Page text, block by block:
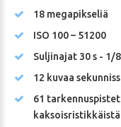
18 megapikseliä
ISO 100 – 51200
Suljinajat 30 s - 1/
12 kuvaa
61
kaksoisristikkäistä